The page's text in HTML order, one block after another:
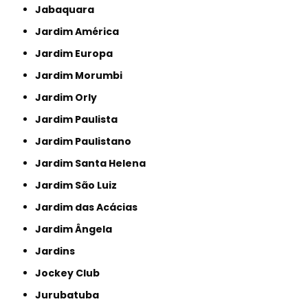
Jabaquara
Jardim América
Jardim Europa
Jardim Morumbi
Jardim Orly
Jardim Paulista
Jardim Paulistano
Jardim Santa Helena
Jardim São Luiz
Jardim das Acácias
Jardim Ângela
Jardins
Jockey Club
Jurubatuba